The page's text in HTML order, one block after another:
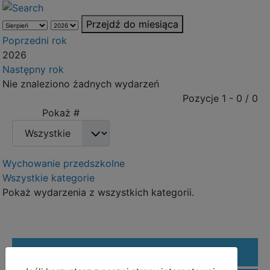
Przejdź do miesiąca
Poprzedni rok
2026
Następny rok
Nie znaleziono żadnych wydarzeń
Pozycje 1 - 0 / 0
Pokaż #
Wychowanie przedszkolne
Wszystkie kategorie
Pokaż wydarzenia z wszystkich kategorii.
REFORMA EDUKACJI